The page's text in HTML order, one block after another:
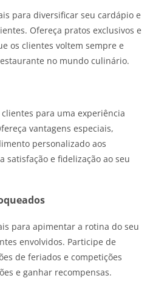
para diversificar seu cardápio e
Ofereça pratos exclusivos e
os clientes voltem sempre e
no mundo culinário.
clientes para uma experiência
vantagens especiais,
personalizado aos
satisfação e fidelização ao seu
para apimentar a rotina do seu
envolvidos. Participe de
de feriados e competições
e ganhar recompensas.